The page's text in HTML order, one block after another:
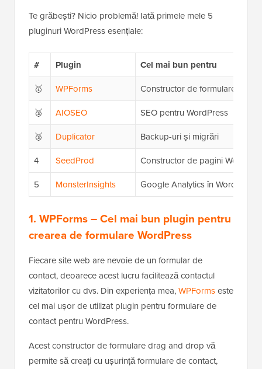
Te grăbești? Nicio problemă! Iată primele mele 5
pluginuri WordPress esențiale:
# Plugin
Cel mai bun pentru
🥇
WPForms
Constructor de formulare
🥈
AIOSEO
SEO pentru WordPress
🥉
Duplicator
Backup-uri și migrări
4
SeedProd
Constructor de pagini
5
MonsterInsights Google Analytics în WordPress
1. WPForms– Cel mai bun plugin pentru
crearea de formulare WordPress
Fiecare site web are nevoie de un formular de
contact, deoarece acest lucru facilitează contactul
vizitatorilor cu dvs. Din experiența mea,WPFormseste
cel mai ușor de utilizat plugin pentru formulare de
contact pentru WordPress.
Acest constructor de formulare drag and drop vă
permite să creați cu ușurință formulare de contact,